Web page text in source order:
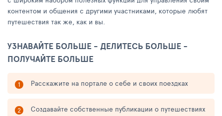
контентом и общения с другими участниками, которые любят
путешествия так же, как и вы.
УЗНАВАЙТЕ БОЛЬШЕ - ДЕЛИТЕСЬ БОЛЬШЕ -
ПОЛУЧАЙТЕ БОЛЬШЕ
Расскажите на портале о себе и своих поездках
Создавайте собственные публикации о путешествиях